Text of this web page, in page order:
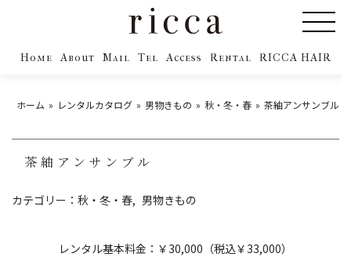
Home About Mail Tel Access Rental RICCA HAIR
ホーム レンタルカタログ 男物きもの 秋・冬・春 茶紬アンサンブル
茶紬アンサンブル
カテゴリー： 秋・冬・春 男物きもの
レンタル基本料金：￥30,000（税込￥33,000）